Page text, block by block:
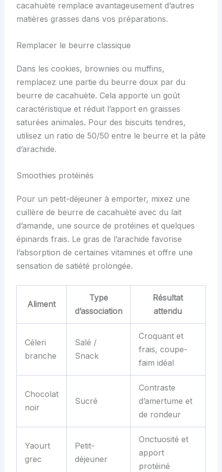
cacahuète remplace avantageusement d’autres
matières grasses dans vos préparations.
Remplacer le beurre classique
Dans les cookies, brownies ou muffins,
remplacez une partie du beurre doux par du
beurre de cacahuète. Cela apporte un goût
caractéristique et réduit l’apport en graisses
saturées animales. Pour des biscuits tendres,
utilisez un ratio de 50/50 entre le beurre et la pâte
d’arachide.
Smoothies protéinés
Pour un petit-déjeuner à emporter, mixez une
cuillère de beurre de cacahuète avec du lait
d’amande, une source de protéines et quelques
épinards frais. Le gras de l’arachide favorise
l’absorption de certaines vitamines et offre une
sensation de satiété prolongée.
Aliment
Type
d’association
Résultat
attendu
Céleri
branche
Salé /
Snack
Croquant et
frais, coupe-
faim idéal
Chocolat
noir
Sucré
Contraste
d’amertume et
de rondeur
Yaourt
grec
Petit-
déjeuner
Onctuosité et
apport
protéiné